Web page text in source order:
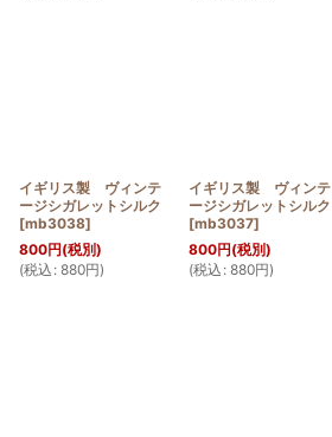
イギリス製 ヴィンテ
ージシガレットシルク
[mb3038]
800円(税別)
(税込 : 880円)
イギリス製 ヴィンテ
ージシガレットシルク
[mb3037]
800円(税別)
(税込 : 880円)